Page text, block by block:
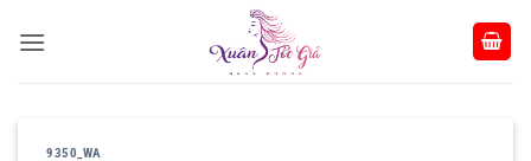
qua
9350_WA